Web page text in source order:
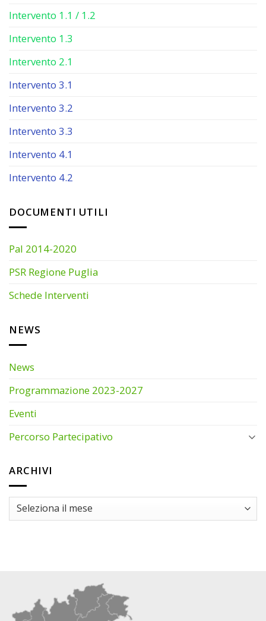
Intervento 1.1 / 1.2
Intervento 1.3
Intervento 2.1
Intervento 3.1
Intervento 3.2
Intervento 3.3
Intervento 4.1
Intervento 4.2
DOCUMENTI UTILI
Pal 2014-2020
PSR Regione Puglia
Schede Interventi
NEWS
News
Programmazione 2023-2027
Eventi
Percorso Partecipativo
ARCHIVI
ARCHIVI